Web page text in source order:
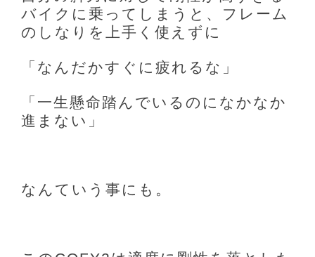
バイクに乗ってしまうと、フレーム
のしなりを上手く使えずに
「なんだかすぐに疲れるな」
「一生懸命踏んでいるのになかなか
進まない」
なんていう事にも。